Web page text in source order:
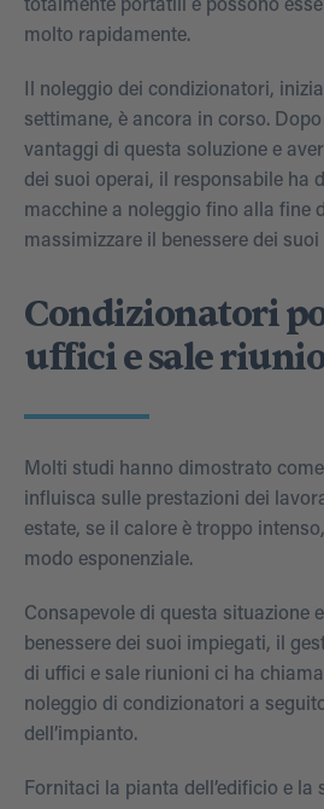
totalmente portatili e possono
molto rapidamente.
Il noleggio dei condizionatori,
settimane, è ancora in corso.
vantaggi di questa soluzione e
dei suoi operai, il responsabile ha
macchine a noleggio fino alla fine
massimizzare il benessere dei suoi
Condizionatori
uffici e sale
Molti studi hanno dimostrato
influisca sulle prestazioni dei
estate, se il calore è troppo
modo esponenziale.
Consapevole di questa situazione
benessere dei suoi impiegati, il
di uffici e sale riunioni ci ha
noleggio di condizionatori a
dell’impianto.
Fornitaci la pianta dell’edificio e la